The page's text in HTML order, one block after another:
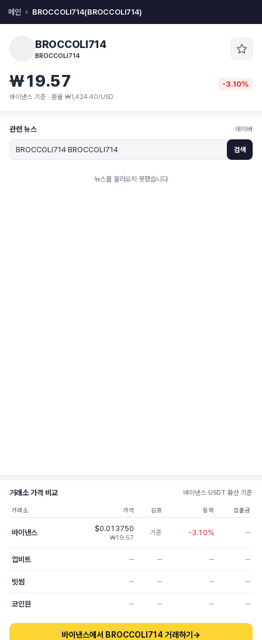
메인 BROCCOLI714(BROCCOLI714)
BROCCOLI714
BROCCOLI714
₩19.57 -3.10%
바이낸스 기준 · 환율 ₩1,424.40/USD
관련 뉴스 네이버
검색
뉴스를 불러오지 못했습니다
거래소 가격 비교 바이낸스 USDT 환산 기준
거래소 가격 김프 등락 입출금
바이낸스 $0.013750
₩19.57
기준 -3.10% ─
업비트 ─ ─ ─ ─
빗썸 ─ ─ ─ ─
코인원 ─ ─ ─ ─
바이낸스에서 BROCCOLI714 거래하기 →